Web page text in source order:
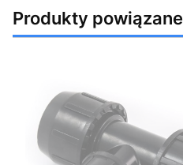
Produkty powiązane